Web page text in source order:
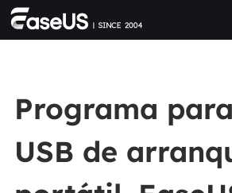
Programa
USB de